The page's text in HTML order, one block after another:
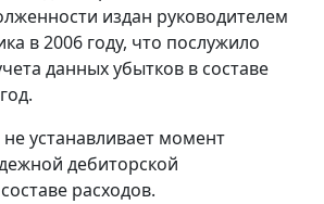
издан руководителем
в 2006 году, что послужило
данных убытков в составе
устанавливает момент
дебиторской
расходов.